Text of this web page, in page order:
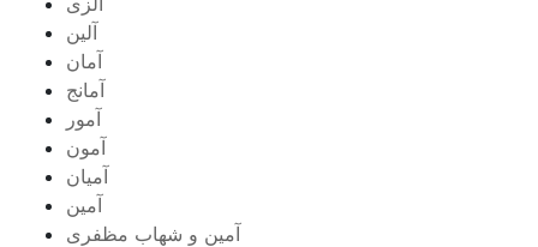
آلین
آمان
آمانج
آمور
آمون
آمیان
آمین
آمین و شهاب مظفری